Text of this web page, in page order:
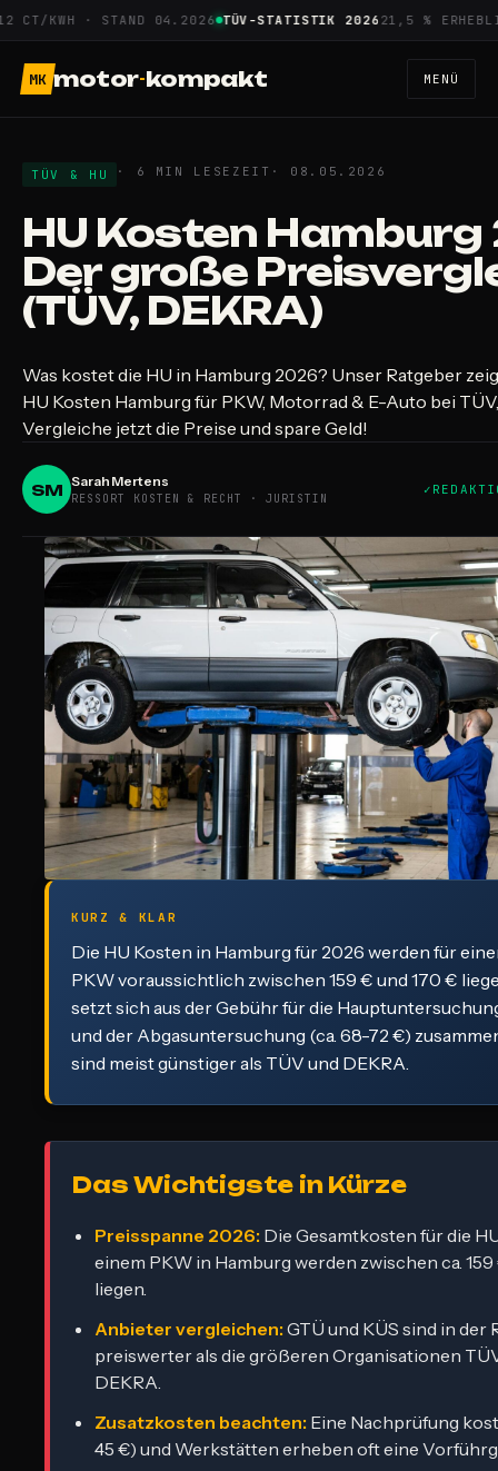
Zum
Inhalt
springen
KWH · STAND 04.2026 TÜV-STATISTIK 202621,5 % ERHEBLICHE
MK motor-kompakt MENÜ
TÜV & HU · 6 MIN LESEZEIT · 08.05.2026
HU Kosten
Der große
(TÜV, DEKRA)
Was kostet die HU in Hamburg 2026? Unser Ratgeber
HU Kosten Hamburg für PKW, Motorrad & E-Auto bei
Vergleiche jetzt die Preise und spare Geld!
SM Sarah Mertens
RESSORT KOSTEN & RECHT · JURISTIN
KURZ & KLAR
Die HU Kosten in Hamburg für 2026 werden für
PKW voraussichtlich zwischen 159 € und 170 €
setzt sich aus der Gebühr für die
und der Abgasuntersuchung (ca. 68-72 €)
sind meist günstiger als TÜV und DEKRA.
Das Wichtigste in Kürze
Preisspanne 2026: Die Gesamtkosten für die
einem PKW in Hamburg werden zwischen ca.
liegen.
Anbieter vergleichen: GTÜ und KÜS sind in der
preiswerter als die größeren Organisationen
DEKRA.
Zusatzkosten beachten: Eine Nachprüfung
45 €) und Werkstätten erheben oft eine